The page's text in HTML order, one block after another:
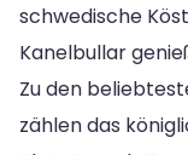
schwedische
Kanelbullar
Zu den
zählen das